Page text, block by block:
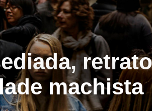
machista